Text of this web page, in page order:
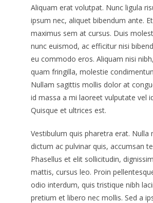
Aliquam erat volutpat. Nunc ligula
ipsum nec, aliquet bibendum ante.
maximus sem at cursus. Duis
nunc euismod, ac efficitur nisi
eu commodo eros. Aliquam nisi
quam fringilla, molestie
Nullam sagittis mollis dolor at
id massa a mi laoreet vulputate vel
Quisque et ultrices est.
Vestibulum quis pharetra erat. Nulla
dictum ac pulvinar quis, accumsan
Phasellus et elit sollicitudin,
mattis, cursus leo. Proin
odio interdum, quis tristique nibh
pretium et libero nec mollis. Sed a